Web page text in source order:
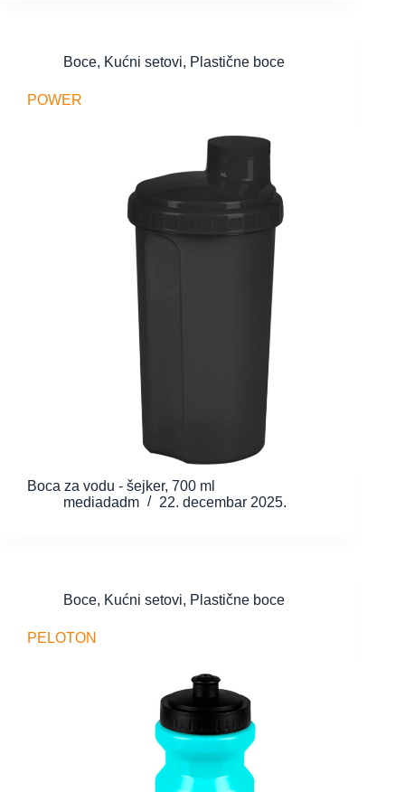
Boce, Kućni setovi, Plastične boce
POWER
Boca za vodu - šejker, 700 ml
mediadadm
22. decembar 2025.
Boce, Kućni setovi, Plastične boce
PELOTON